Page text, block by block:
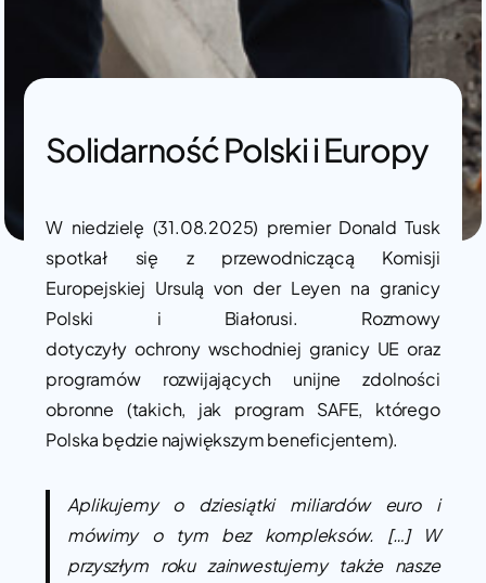
Solidarność Polski i Europy
W niedzielę (31.08.2025) premier Donald Tusk
spotkał się z przewodniczącą Komisji
Europejskiej Ursulą von der Leyen na granicy
Polski i Białorusi. Rozmowy
dotyczyły ochrony wschodniej granicy UE oraz
programów rozwijających unijne zdolności
obronne (takich, jak program SAFE, którego
Polska będzie największym beneficjentem).
Aplikujemy o dziesiątki miliardów euro i
mówimy o tym bez kompleksów. […] W
przyszłym roku zainwestujemy także nasze